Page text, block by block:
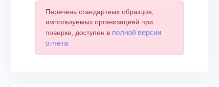
Перечень стандартных образцов,
импользуемых организацией при
поверке, доступен в полной версии
отчета